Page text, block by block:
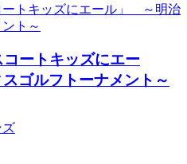
ートキッズにエー
ゴルフトーナメント～
ズ